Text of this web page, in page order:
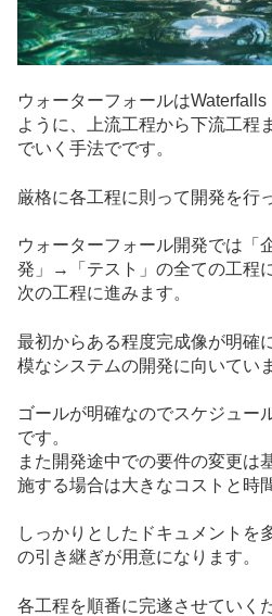
ウォーターフォールは
ように、上流工程から下流工程
でいく手法でです。
厳格に各工程に則って開発を行
ウォーターフォール開発では
発」→「テスト」の全ての工程
次の工程に進みます。
最初からある程度完成像が明確
模なシステムの開発に向いてい
ゴールが明確なのでスケジュー
です。
また開発途中での要件の変更は
施する場合は大きなコストと時
しっかりとしたドキュメントを
の引き継ぎが用意になります。
各工程を順番に完遂させていく